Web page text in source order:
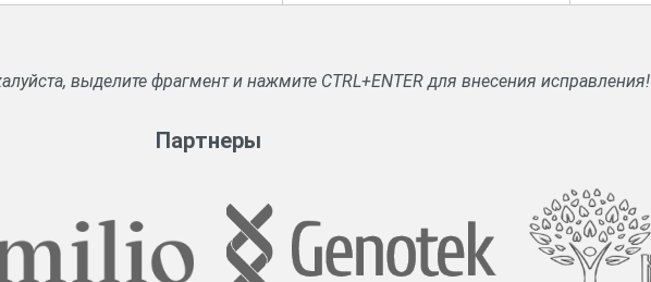
выделите фрагмент и нажмите CTRL+ENTER для внесения исправления!
Партнеры